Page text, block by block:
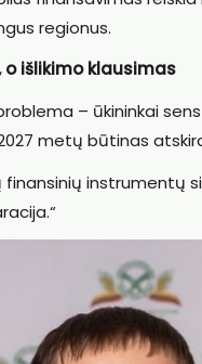
regionus.
išlikimo klausimas
– ūkininkai
metų būtinas
instrumentų